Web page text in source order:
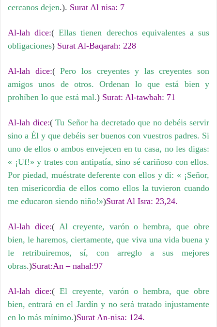
cercanos dejen.). Surat Al nisa: 7
Al-lah dice:( Ellas tienen derechos equivalentes a sus
obligaciones) Surat Al-Baqarah: 228
Al-lah dice:(Pero los creyentes y las creyentes son
amigos unos de otros. Ordenan lo que está bien y
prohíben lo que está mal.) Surat: Al-tawbah: 71
Al-lah dice:(Tu Señor ha decretado que no debéis servir
sino a Él y que debéis ser buenos con vuestros padres. Si
uno de ellos o ambos envejecen en tu casa, no les digas:
« ¡Uf!» y trates con antipatía, sino sé cariñoso con ellos.
Por piedad, muéstrate deferente con ellos y di: « ¡Señor,
ten misericordia de ellos como ellos la tuvieron cuando
me educaron siendo niño!»)Surat Al Isra: 23,24.
Al-lah dice:( Al creyente, varón o hembra, que obre
bien, le haremos, ciertamente, que viva una vida buena y
le retribuiremos, sí, con arreglo a sus mejores
obras.)Surat:An – nahal:97
Al-lah dice:( El creyente, varón o hembra, que obre
bien, entrará en el Jardín y no será tratado injustamente
en lo más mínimo.)Surat An-nisa: 124.